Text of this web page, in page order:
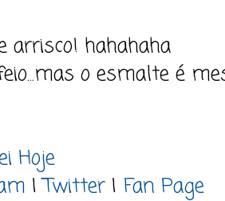
arrisco! hahahaha
o esmalte é
Hoje
|Twitter | Fan Page